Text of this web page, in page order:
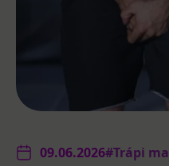
09.06.2026#Trápi ma